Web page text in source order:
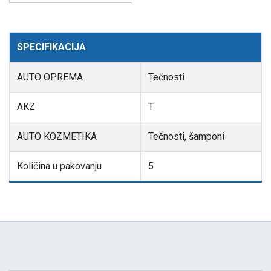
SPECIFIKACIJA
AUTO OPREMA Tečnosti
AKZ T
AUTO KOZMETIKA Tečnosti, šamponi
Količina u pakovanju 5